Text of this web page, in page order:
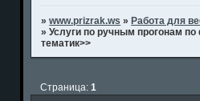
»www.prizrak.ws » Работа для
»Услуги по ручным прогонам
тематик>>
Страница:1